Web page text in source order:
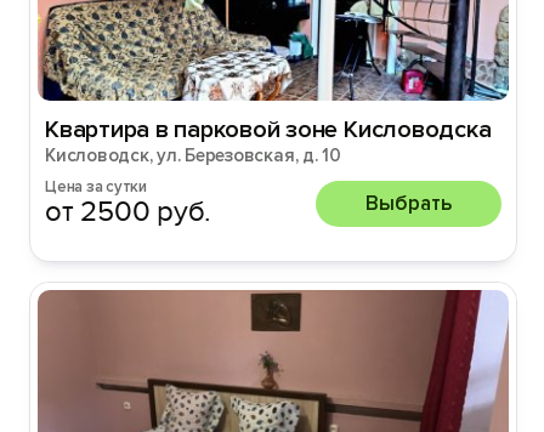
Квартира в парковой зоне Кисловодска
Кисловодск, ул. Березовская, д. 10
Цена за сутки
от 2500 руб. Выбрать